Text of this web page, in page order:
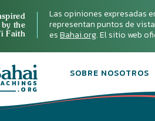
by the
Faith
Las opiniones expresadas
representan puntos de vista
esBahai.org. El sitio web
SOBRE NOSOTROS